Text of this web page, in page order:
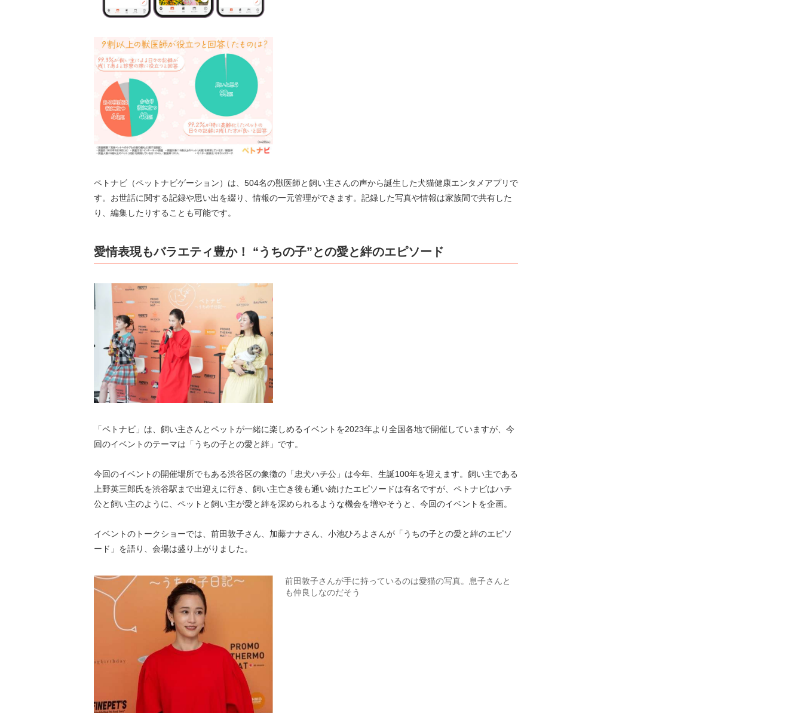
ペトナビ（ペットナビゲーション）は、504名の獣医師と飼い主さんの声から誕⽣した犬猫健康エンタメアプリで
す。お世話に関する記録や思い出を綴り、情報の⼀元管理ができます。記録した写真や情報は家族間で共有した
り、編集したりすることも可能です。
愛情表現もバラエティ豊か！ “うちの子”との愛と絆のエピソード
「ペトナビ」は、飼い主さんとペットが一緒に楽しめるイベントを2023年より全国各地で開催していますが、今
回のイベントのテーマは「うちの子との愛と絆」です。
今回のイベントの開催場所でもある渋谷区の象徴の「忠犬ハチ公」は今年、生誕100年を迎えます。飼い主である
上野英三郎氏を渋谷駅まで出迎えに行き、飼い主亡き後も通い続けたエピソードは有名ですが、ペトナビはハチ
公と飼い主のように、ペットと飼い主が愛と絆を深められるような機会を増やそうと、今回のイベントを企画。
イベントのトークショーでは、前田敦子さん、加藤ナナさん、小池ひろよさんが「うちの子との愛と絆のエピソ
ード」を語り、会場は盛り上がりました。
前田敦子さんが手に持っているのは愛猫の写真。息子さんと
も仲良しなのだそう